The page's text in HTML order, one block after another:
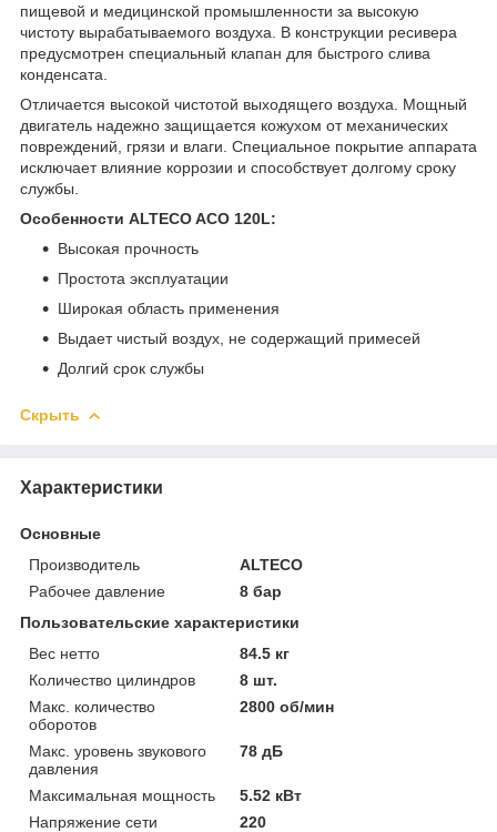
пищевой и медицинской промышленности за высокую
чистоту вырабатываемого воздуха. В конструкции ресивера
предусмотрен специальный клапан для быстрого слива
конденсата.
Отличается высокой чистотой выходящего воздуха. Мощный
двигатель надежно защищается кожухом от механических
повреждений, грязи и влаги. Специальное покрытие аппарата
исключает влияние коррозии и способствует долгому сроку
службы.
Особенности ALTECO ACO 120L:
Высокая прочность
Простота эксплуатации
Широкая область применения
Выдает чистый воздух, не содержащий примесей
Долгий срок службы
Скрыть
Характеристики
Основные
Производитель
ALTECO
Рабочее давление
8 бар
Пользовательские характеристики
Вес нетто
84.5 кг
Количество цилиндров
8 шт.
Макс. количество
оборотов
2800 об/мин
Макс. уровень звукового
давления
78 дБ
Максимальная мощность
5.52 кВт
Напряжение сети
220